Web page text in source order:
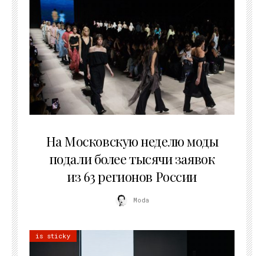
На Московскую неделю моды
подали более тысячи заявок
из 63 регионов России
Moda
is sticky